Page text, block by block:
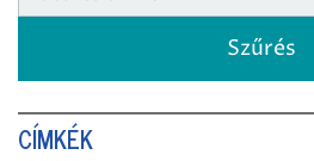
CÍMKÉK